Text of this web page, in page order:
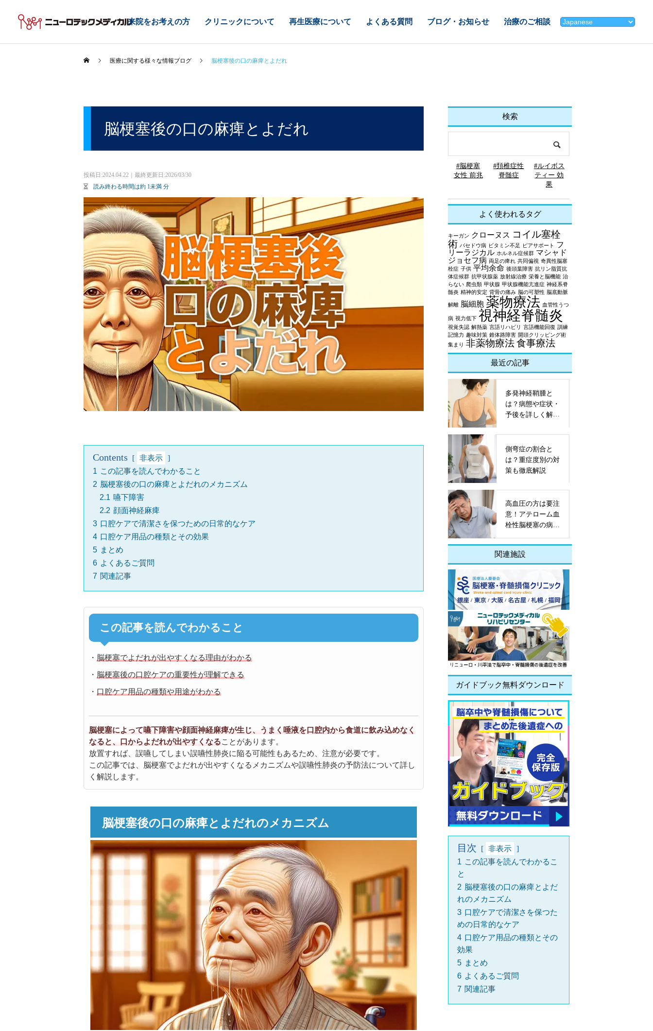
来院をお考えの方 クリニックについて 再生医療について よくある質問 ブログ・お知らせ 治療のご相談
医療に関する様々な情報ブログ 脳梗塞後の口の麻痺とよだれ
脳梗塞後の口の麻痺とよだれ
投稿日:2024.04.22｜最終更新日:2026/03/30
読み終わる時間は約 1未満 分
Contents
非表示
1 この記事を読んでわかること
2 脳梗塞後の口の麻痺とよだれのメカニズム
2.1 嚥下障害
2.2 顔面神経麻痺
3 口腔ケアで清潔さを保つための日常的なケア
4 口腔ケア用品の種類とその効果
5 まとめ
6 よくあるご質問
7 関連記事
この記事を読んでわかること
・ 脳梗塞でよだれが出やすくなる理由がわかる
・ 脳梗塞後の口腔ケアの重要性が理解できる
・ 口腔ケア用品の種類や用途がわかる
脳梗塞によって嚥下障害や顔面神経麻痺が生じ、うまく唾液を口腔内から食道に飲み込めなく
なると、口からよだれが出やすくなることがあります。
放置すれば、誤嚥してしまい誤嚥性肺炎に陥る可能性もあるため、注意が必要です。
この記事では、脳梗塞でよだれが出やすくなるメカニズムや誤嚥性肺炎の予防法について詳し
く解説します。
脳梗塞後の口の麻痺とよだれのメカニズム
検索
#脳梗塞
女性 前兆
#頚椎症性
脊髄症
#ルイボス
ティー 効
果
よく使われるタグ
キーガン クローヌス コイル塞栓
術 バセドウ病 ビタミン不足 ピアサポート
フ
リーラジカル ホルネル症候群 マシャド
ジョセフ病 両足の痺れ 共同偏視 奇異性脳塞
栓症 子供 平均余命 後頭葉障害 抗リン脂質抗
体症候群 抗甲状腺薬 放射線治療 栄養と脳機能 治
らない 爬虫類 甲状腺 甲状腺機能亢進症 神経系脊
髄炎 精神的安定 背骨の痛み 脳の可塑性 脳底動脈
解離 脳細胞 薬物療法 血管性うつ
病 視力低下 視神経脊髄炎
視覚失認 解熱薬 言語リハビリ 言語機能回復 訓練
記憶力 趣味対策 錐体路障害 開頭クリッピング術
集まり 非薬物療法食事療法
最近の記事
多発神経鞘腫と
は？病態や症状・
予後を詳しく解
側弯症の割合と
は？重症度別の対
策も徹底解説
高血圧の方は要注
意！アテローム血
栓性脳梗塞の病態
関連施設
ガイドブック無料ダウンロード
目次
非表示
1 この記事を読んでわかるこ
と
2 脳梗塞後の口の麻痺とよだ
れのメカニズム
3 口腔ケアで清潔さを保つた
めの日常的なケア
4 口腔ケア用品の種類とその
効果
5 まとめ
6 よくあるご質問
7 関連記事